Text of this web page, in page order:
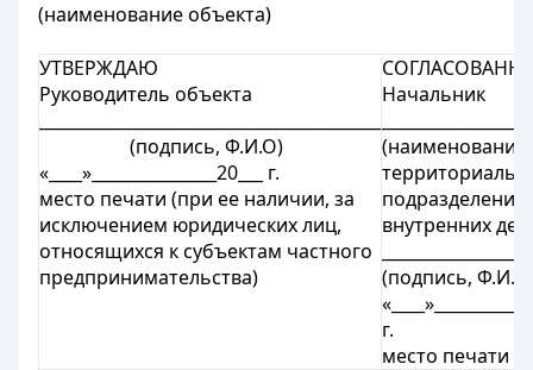
(наименование объекта)
УТВЕРЖДАЮ
Руководитель объекта
(подпись, Ф.И.О)
«____»_______________20___ г.
место печати (при eе наличии, за
исключением юридических лиц,
относящихся к субъектам частного
предпринимательства)
Начальник
(наименование
подразделения
внутренних дел)
(подпись,
г.
место печати